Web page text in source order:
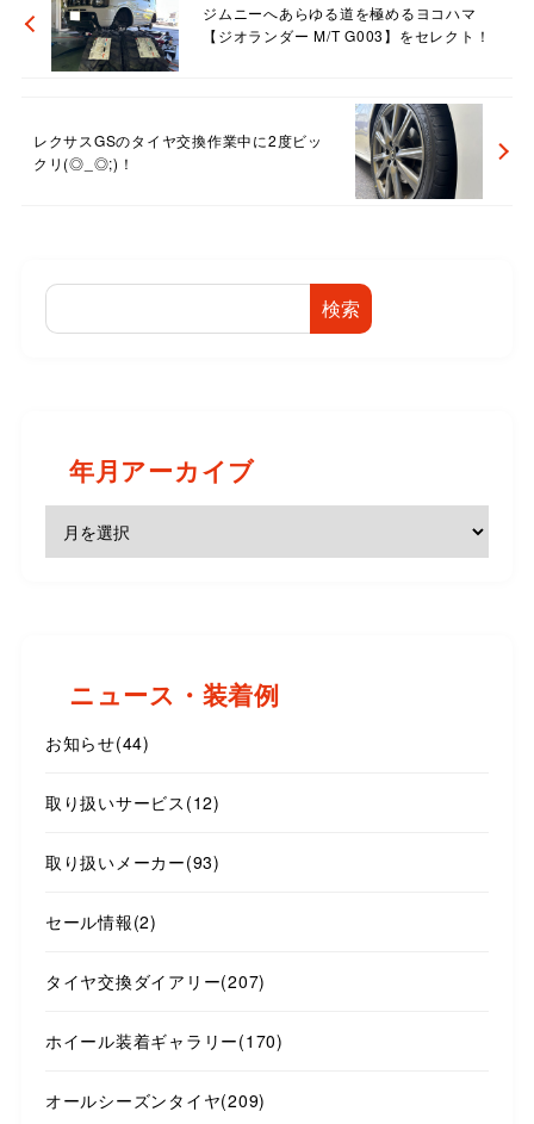
ジムニーへあらゆる道を極めるヨコハマ
【ジオランダー M/T G003】をセレクト！
レクサスGSのタイヤ交換作業中に2度ビッ
クリ(◎_◎;)！
検索
年月アーカイブ
ニュース・装着例
お知らせ(44)
取り扱いサービス (12)
取り扱いメーカー(93)
セール情報(2)
タイヤ交換ダイアリー(207)
ホイール装着ギャラリー(170)
オールシーズンタイヤ(209)